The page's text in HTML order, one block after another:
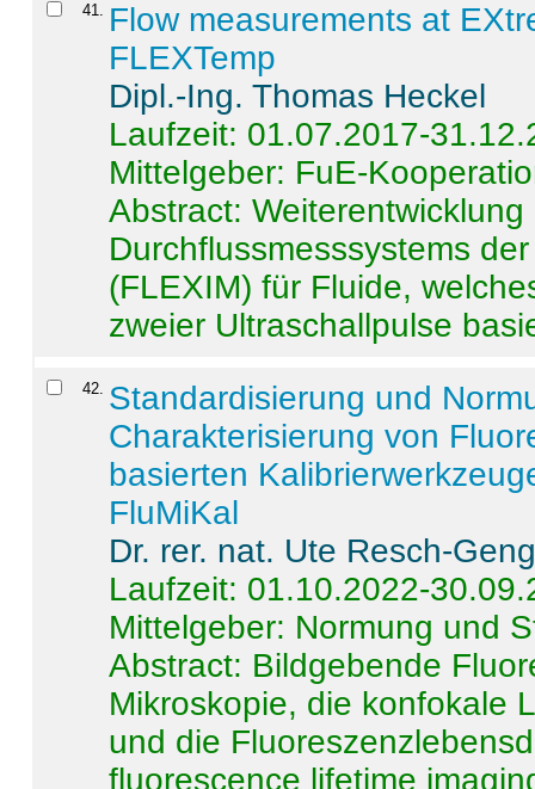
41. Flow measurements at
FLEXTemp
Dipl.-Ing. Thomas Heckel
Laufzeit: 01.07.2017-
Mittelgeber: FuE-
Abstract:
Durchflussmesssystems
(FLEXIM) für Fluide,
zweier Ultraschallpulse
42. Standardisierung und
Charakterisierung von
basierten
FluMiKal
Dr. rer. nat. Ute Resch-
Laufzeit: 01.10.2022-
Mittelgeber: Normung und
Abstract: Bildgebende
Mikroskopie, die konfokale
und die
fluorescence lifetime